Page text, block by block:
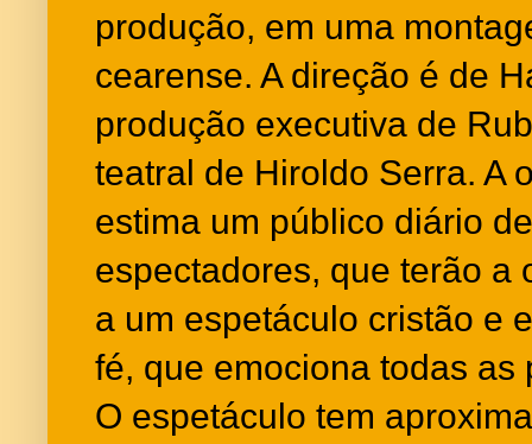
produção, em uma
cearense. A direção é de
produção executiva de
teatral de Hiroldo Serra. A
estima um público diário
espectadores, que terão a
a um espetáculo cristão e
fé, que emociona todas as
O espetáculo tem